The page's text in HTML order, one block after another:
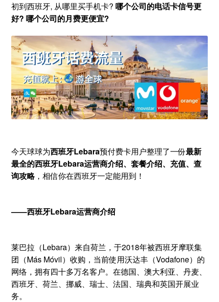
初到西班牙, 从哪里买手机卡? 哪个公司的电话卡信号更
好? 哪个公司的月费更便宜?
今天球球为西班牙Lebara预付费卡用户整理了一份最新
最全的西班牙Lebara运营商介绍、套餐介绍、充值、查
询攻略，相信你在西班牙一定能用到！
——西班牙Lebara运营商介绍
莱巴拉（Lebara）来自荷兰，于2018年被西班牙摩联集
团（Más Móvil）收购，当前使用沃达丰（Vodafone）的
网络，拥有四十多万名客户。在德国、澳大利亚、丹麦、
西班牙、荷兰、挪威、瑞士、法国、瑞典和英国开展业
务。